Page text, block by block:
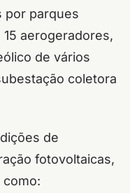
por parques
aerogeradores,
de vários
coletora
de
fotovoltaicas,